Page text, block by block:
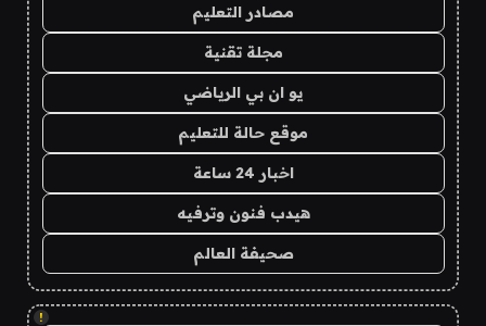
مصادر التعليم
مجلة تقنية
يو ان بي الرياضي
موقع حالة للتعليم
اخبار 24 ساعة
هيدب فنون وترفيه
صحيفة العالم
!